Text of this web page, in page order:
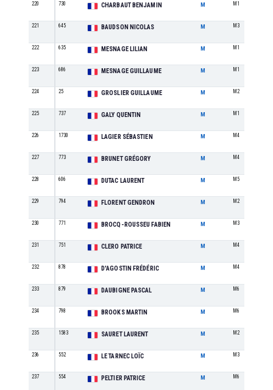
220 730 CHARBAUT BENJAMIN M M1
221 645 BAUDSON NICOLAS M M3
222 635 MESNAGE LILIAN M M1
223 686 MESNAGE GUILLAUME M M1
224 25 GROSLIER GUILLAUME M M2
225 737 GALY QUENTIN M M1
226 1730 LAGIER SÉBASTIEN M M4
227 773 BRUNET GRÉGORY M M4
228 606 DUTAC LAURENT M M5
229 794 FLORENT GENDRON M M2
230 771 BROCQ-ROUSSEU FABIEN M M3
231 751 CLERO PATRICE M M4
232 878 D'AGOSTIN FRÉDÉRIC M M4
233 879 DAUBIGNE PASCAL M M6
234 798 BROOKS MARTIN M M6
235 1583 SAURET LAURENT M M2
236 552 LE TARNEC LOÏC M M3
237 554 PELTIER PATRICE M M6